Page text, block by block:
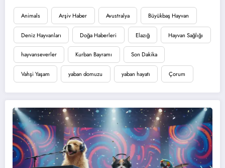
Animals Arşiv Haber Avustralya Büyükbaş Hayvan
Deniz Hayvanları Doğa Haberleri Elazığ Hayvan Sağlığı
hayvanseverler Kurban Bayramı Son Dakika
Vahşi Yaşam yaban domuzu yaban hayatı Çorum